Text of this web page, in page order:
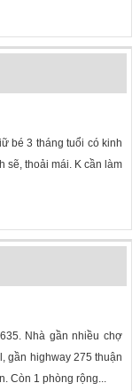
bé 3 tháng tuổi có kinh
sẽ, thoải mái. K cần làm
Nhà gần nhiều chợ
gần highway 275 thuận
Còn 1 phòng rộng...